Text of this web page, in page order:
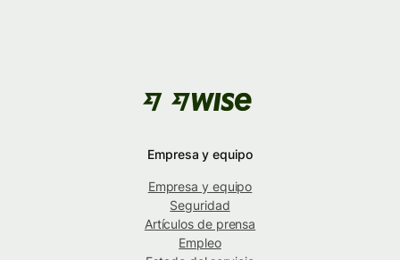
Empresa y equipo
Empresa y equipo
Seguridad
Artículos de prensa
Empleo